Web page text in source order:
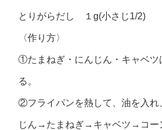
とりがらだし １g(小さじ1/2)
〈作り方〉
①たまねぎ・にんじん・キャベツ
る。
②フライパンを熱して、油を入れ
じん→たまねぎ→キャベツ→コー